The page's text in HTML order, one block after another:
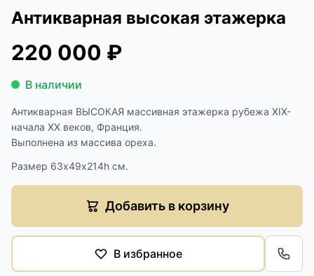
Антикварная высокая этажерка
220 000 ₽
В наличии
Антикварная ВЫСОКАЯ массивная этажерка рубежа XIX-
начала XX веков, Франция.
Выполнена из массива ореха.
Размер 63х49х214h см.
Добавить в корзину
В избранное